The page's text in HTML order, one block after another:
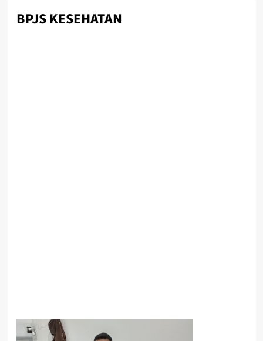
BPJS KESEHATAN